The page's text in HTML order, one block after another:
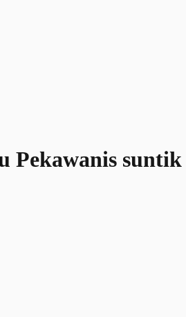
Pekawanis suntik